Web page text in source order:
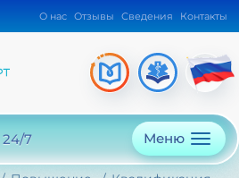
О нас Отзывы Сведения Контакты
24/7 Меню